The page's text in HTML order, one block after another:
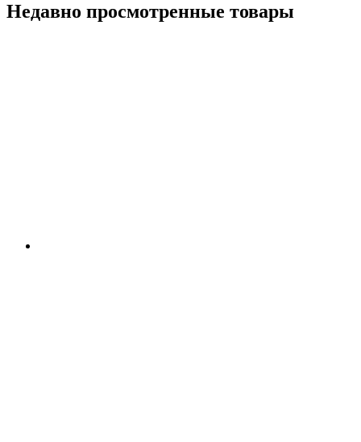
Недавно просмотренные товары